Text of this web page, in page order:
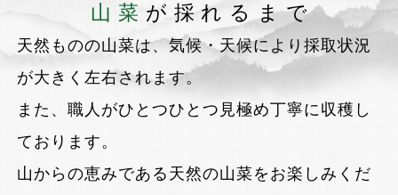
山菜 が採れるまで
天然ものの山菜は、気候・天候により採取状況
が大きく左右されます。
また、職人がひとつひとつ見極め丁寧に収穫し
ております。
山からの恵みである天然の山菜をお楽しみくだ